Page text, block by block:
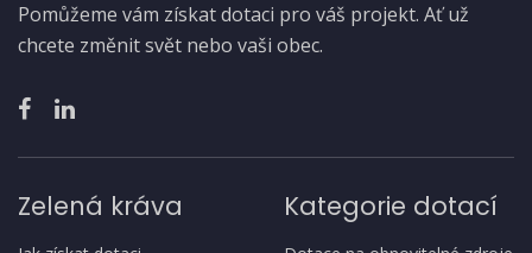
Pomůžeme vám získat dotaci pro váš projekt. Ať už
chcete změnit svět nebo vaši obec.
Zelená kráva Kategorie dotací